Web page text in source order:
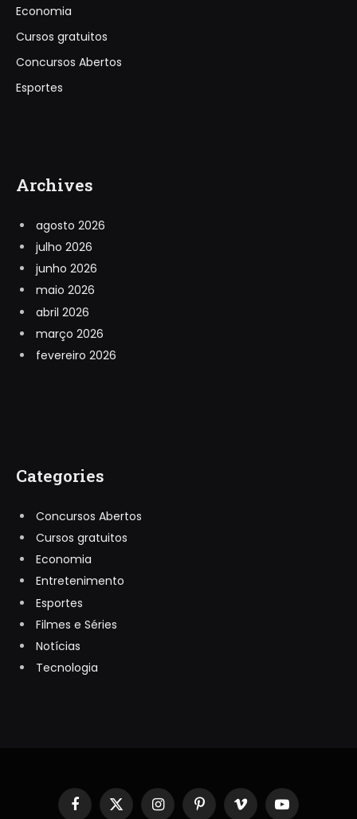
Economia
Cursos gratuitos
Concursos Abertos
Esportes
Archives
agosto 2026
julho 2026
junho 2026
maio 2026
abril 2026
março 2026
fevereiro 2026
Categories
Concursos Abertos
Cursos gratuitos
Economia
Entretenimento
Esportes
Filmes e Séries
Notícias
Tecnologia
Facebook
X
InstagramPinterestVimeo YouTube